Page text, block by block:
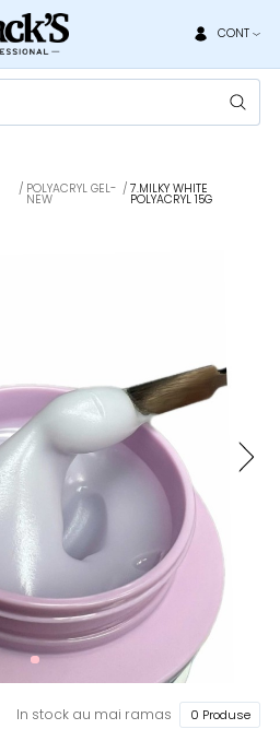
CONT
POLYACRYL GEL-
NEW
7.MILKY WHITE
POLYACRYL 15G
In stock au mai ramas 0 Produse